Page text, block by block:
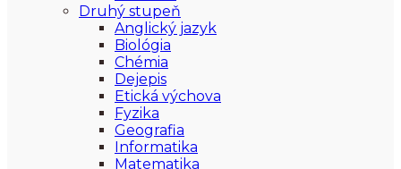
Druhý stupeň
Anglický jazyk
Biológia
Chémia
Dejepis
Etická výchova
Fyzika
Geografia
Informatika
Matematika